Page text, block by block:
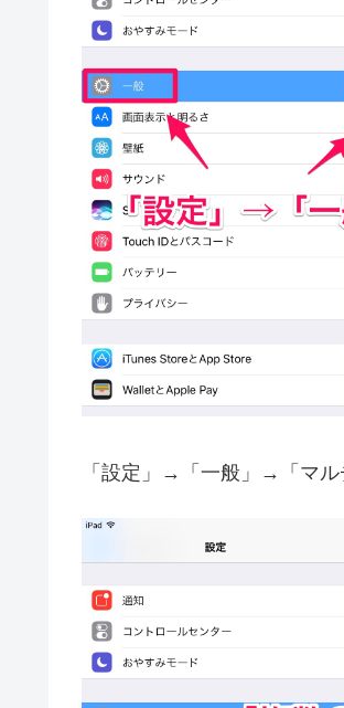
「設定」→「一般」→「マル